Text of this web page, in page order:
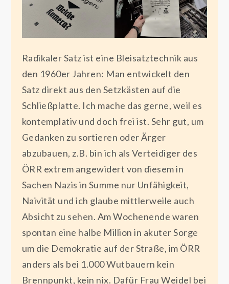
Radikaler Satz ist eine Bleisatztechnik aus
den 1960er Jahren: Man entwickelt den
Satz direkt aus den Setzkästen auf die
Schließplatte. Ich mache das gerne, weil es
kontemplativ und doch frei ist. Sehr gut, um
Gedanken zu sortieren oder Ärger
abzubauen, z.B. bin ich als Verteidiger des
ÖRR extrem angewidert von diesem in
Sachen Nazis in Summe nur Unfähigkeit,
Naivität und ich glaube mittlerweile auch
Absicht zu sehen. Am Wochenende waren
spontan eine halbe Million in akuter Sorge
um die Demokratie auf der Straße, im ÖRR
anders als bei 1.000 Wutbauern kein
Brennpunkt, kein nix. Dafür Frau Weidel bei